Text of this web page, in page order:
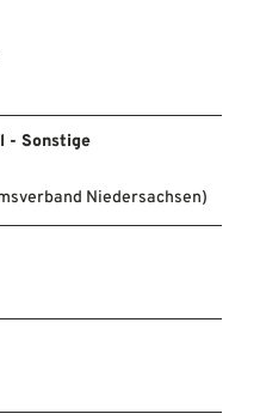
- Sonstige
Niedersachsen)